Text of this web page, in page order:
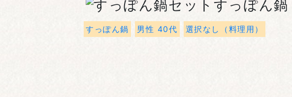
すっぽん鍋
すっぽん鍋 男性 40代 選択なし（料理用）